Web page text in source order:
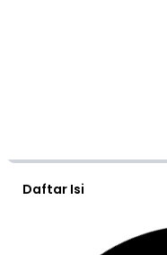
Daftar Isi